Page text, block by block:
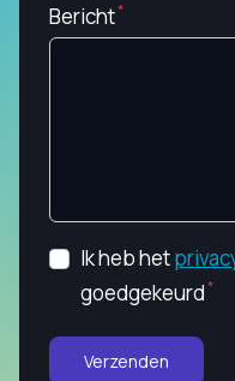
Bericht
Ik heb het
goedgekeurd
Verzenden